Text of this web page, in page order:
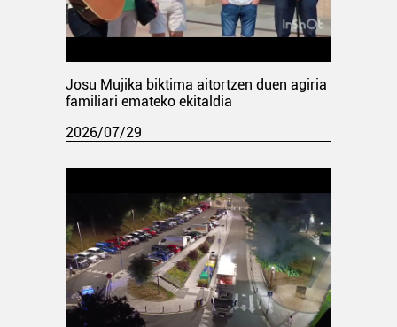
Josu Mujika biktima aitortzen duen agiria
familiari emateko ekitaldia
2026/07/29